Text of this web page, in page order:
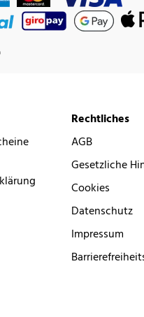
Rechtliches
AGB
Gesetzliche
Cookies
Datenschutz
Impressum